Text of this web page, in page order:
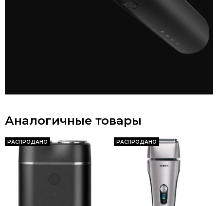
Аналогичные товары
РАСПРОДАНО РАСПРОДАНО